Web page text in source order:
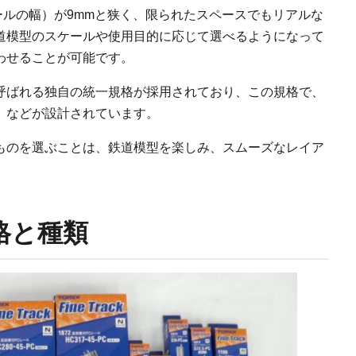
の幅）が9mmと狭く、限られたスペースでもリアルな
型のスケールや使用目的に応じて選べるようになって
ることが可能です。
れる独自の統一規格が採用されており、この規格で、
どが設計されています。
を選ぶことは、鉄道模型を楽しみ、スムーズなレイア
と種類